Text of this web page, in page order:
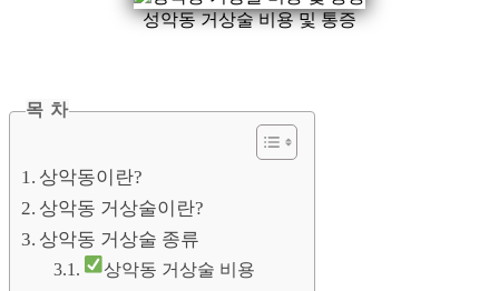
성악동 거상술 비용 및 통증
목 차
상악동이란?
상악동 거상술이란?
상악동 거상술 종류
상악동 거상술 비용